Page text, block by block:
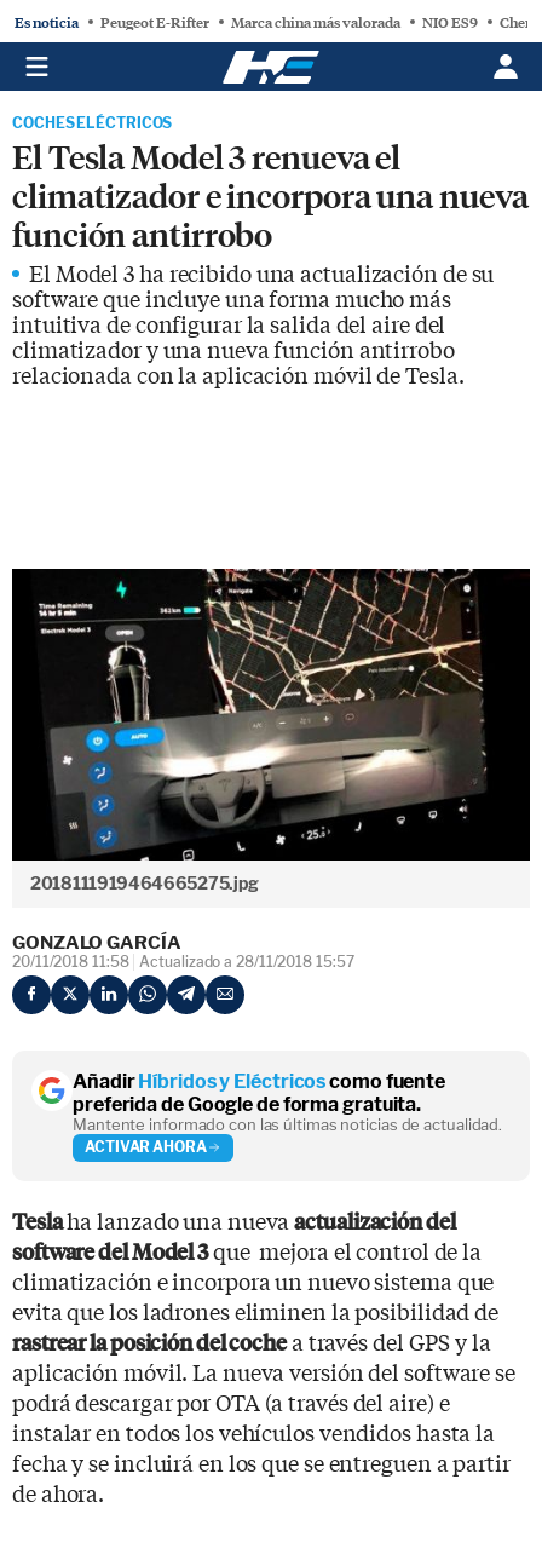
Es noticia Peugeot E-Rifter Marca china más valorada NIO ES9 Chery
COCHES ELÉCTRICOS
El Tesla Model 3 renueva el
climatizador e incorpora una nueva
función antirrobo
El Model 3 ha recibido una actualización de su
software que incluye una forma mucho más
intuitiva de configurar la salida del aire del
climatizador y una nueva función antirrobo
relacionada con la aplicación móvil de Tesla.
2018111919464665275.jpg
GONZALO GARCÍA
20/11/2018 11:58 Actualizado a 28/11/2018 15:57
AñadirHíbridos y Eléctricoscomo fuente
preferida de Google de forma gratuita.
Mantente informado con las últimas noticias de actualidad.
ACTIVAR AHORA
Teslaha lanzado una nuevaactualización del
software del Model 3que mejora el control de la
climatización e incorpora un nuevo sistema que
evita que los ladrones eliminen la posibilidad de
rastrear la posición del cochea través del GPS y la
aplicación móvil. La nueva versión del software se
podrá descargar por OTA (a través del aire) e
instalar en todos los vehículos vendidos hasta la
fecha y se incluirá en los que se entreguen a partir
de ahora.